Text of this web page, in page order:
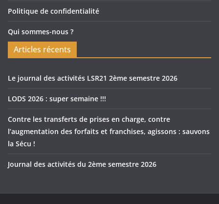
Politique de confidentialité
Qui sommes-nous ?
Articles récents
Le journal des activités LSR21 2ème semestre 2026
LODS 2026 : super semaine !!!
Contre les transferts de prises en charge, contre
l’augmentation des forfaits et franchises, agissons : sauvons
la Sécu !
Journal des activités du 2ème semestre 2026